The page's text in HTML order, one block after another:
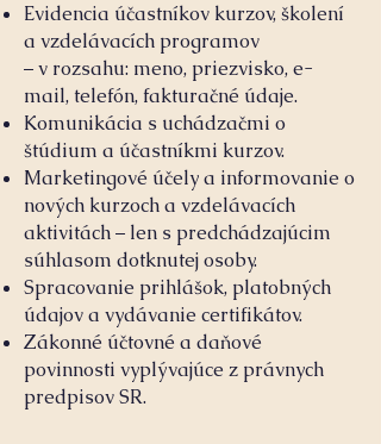
Evidencia účastníkov kurzov, školení
a vzdelávacích programov
– v rozsahu: meno, priezvisko, e-
mail, telefón, fakturačné údaje.
Komunikácia s uchádzačmi o
štúdium a účastníkmi kurzov.
Marketingové účely a informovanie o
nových kurzoch a vzdelávacích
aktivitách – len s predchádzajúcim
súhlasom dotknutej osoby.
Spracovanie prihlášok, platobných
údajov a vydávanie certifikátov.
Zákonné účtovné a daňové
povinnosti vyplývajúce z právnych
predpisov SR.